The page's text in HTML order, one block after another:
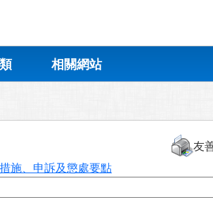
相關網站
友
施、申訴及懲處要點